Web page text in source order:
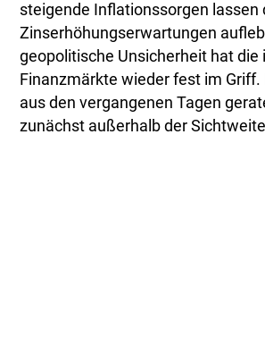
steigende Inflationssorgen lassen
Zinserhöhungserwartungen
geopolitische Unsicherheit hat die
Finanzmärkte wieder fest im Griff.
aus den vergangenen Tagen
zunächst außerhalb der